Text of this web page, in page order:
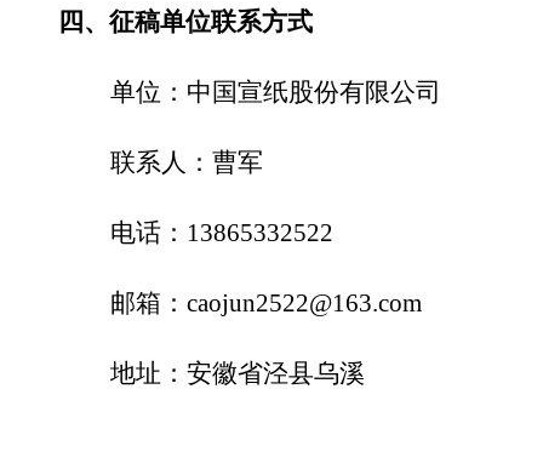
四、征稿单位联系方式
单位：中国宣纸股份有限公司
联系人：曹军
电话： 13865332522
邮箱： caojun2522@163.com
地址：安徽省泾县乌溪